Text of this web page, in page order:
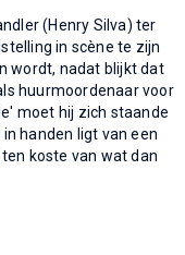
(Henry Silva) ter
in scène te zijn
wordt, nadat blijkt dat
huurmoordenaar voor
moet hij zich staande
handen ligt van een
koste van wat dan